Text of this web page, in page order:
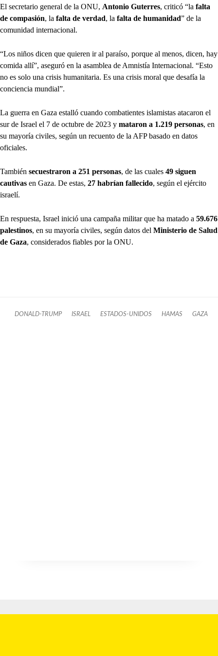
El secretario general de la ONU, Antonio Guterres, criticó “la falta
de compasión, la falta de verdad, la falta de humanidad” de la
comunidad internacional.
“Los niños dicen que quieren ir al paraíso, porque al menos, dicen, hay
comida allí”, aseguró en la asamblea de Amnistía Internacional. “Esto
no es solo una crisis humanitaria. Es una crisis moral que desafía la
conciencia mundial”.
La guerra en Gaza estalló cuando combatientes islamistas atacaron el
sur de Israel el 7 de octubre de 2023 y mataron a 1.219 personas, en
su mayoría civiles, según un recuento de la AFP basado en datos
oficiales.
También secuestraron a 251 personas, de las cuales 49 siguen
cautivas en Gaza. De estas, 27 habrían fallecido, según el ejército
israelí.
En respuesta, Israel inició una campaña militar que ha matado a 59.676
palestinos, en su mayoría civiles, según datos del Ministerio de Salud
de Gaza, considerados fiables por la ONU.
DONALD-TRUMP ISRAEL ESTADOS-UNIDOS HAMAS GAZA